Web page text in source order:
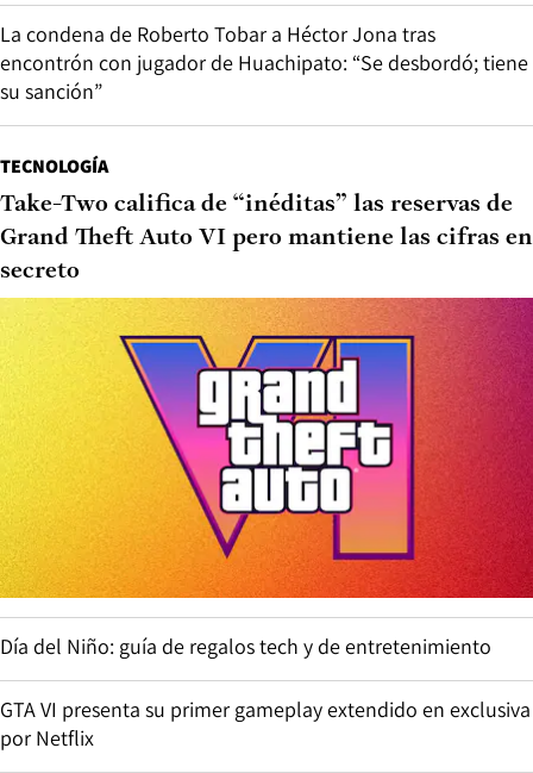
La condena de Roberto Tobar a Héctor Jona tras
encontrón con jugador de Huachipato: “Se desbordó; tiene
su sanción”
TECNOLOGÍA
Take-Two califica de “inéditas” las reservas de
Grand Theft Auto VI pero mantiene las cifras en
secreto
Día del Niño: guía de regalos tech y de entretenimiento
GTA VI presenta su primer gameplay extendido en exclusiva
por Netflix